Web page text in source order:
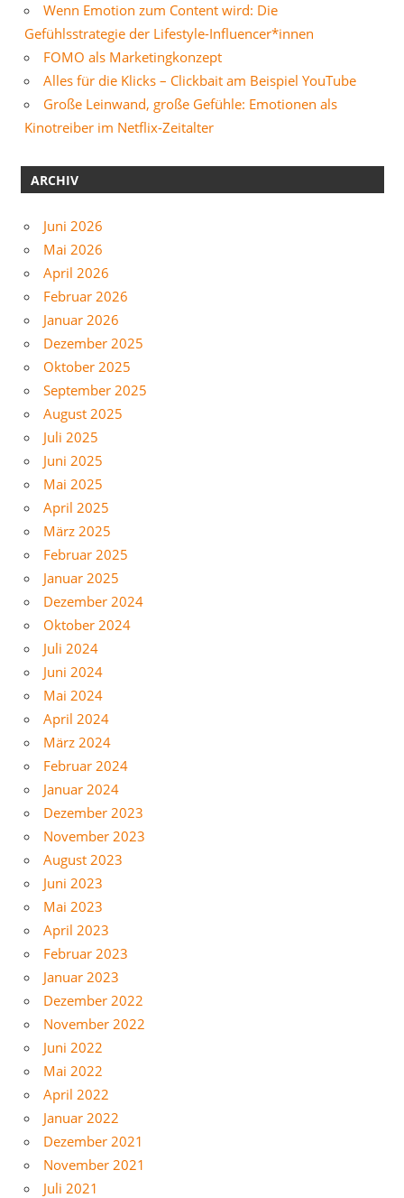
Wenn Emotion zum Content wird: Die
Gefühlsstrategie der Lifestyle-Influencer*innen
FOMO als Marketingkonzept
Alles für die Klicks – Clickbait am Beispiel YouTube
Große Leinwand, große Gefühle: Emotionen als
Kinotreiber im Netflix-Zeitalter
ARCHIV
Juni 2026
Mai 2026
April 2026
Februar 2026
Januar 2026
Dezember 2025
Oktober 2025
September 2025
August 2025
Juli 2025
Juni 2025
Mai 2025
April 2025
März 2025
Februar 2025
Januar 2025
Dezember 2024
Oktober 2024
Juli 2024
Juni 2024
Mai 2024
April 2024
März 2024
Februar 2024
Januar 2024
Dezember 2023
November 2023
August 2023
Juni 2023
Mai 2023
April 2023
Februar 2023
Januar 2023
Dezember 2022
November 2022
Juni 2022
Mai 2022
April 2022
Januar 2022
Dezember 2021
November 2021
Juli 2021